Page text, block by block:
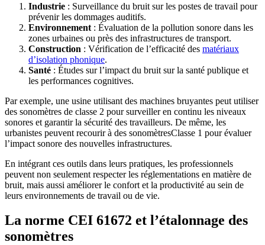
Industrie : Surveillance du bruit sur les postes de travail pour
prévenir les dommages auditifs.
Environnement : Évaluation de la pollution sonore dans les
zones urbaines ou près des infrastructures de transport.
Construction : Vérification de l’efficacité des matériaux
d’isolation phonique.
Santé : Études sur l’impact du bruit sur la santé publique et
les performances cognitives.
Par exemple, une usine utilisant des machines bruyantes peut utiliser
des sonomètres de classe 2 pour surveiller en continu les niveaux
sonores et garantir la sécurité des travailleurs. De même, les
urbanistes peuvent recourir à des sonomètresClasse 1 pour évaluer
l’impact sonore des nouvelles infrastructures.
En intégrant ces outils dans leurs pratiques, les professionnels
peuvent non seulement respecter les réglementations en matière de
bruit, mais aussi améliorer le confort et la productivité au sein de
leurs environnements de travail ou de vie.
La norme CEI 61672 et l’étalonnage des
sonomètres